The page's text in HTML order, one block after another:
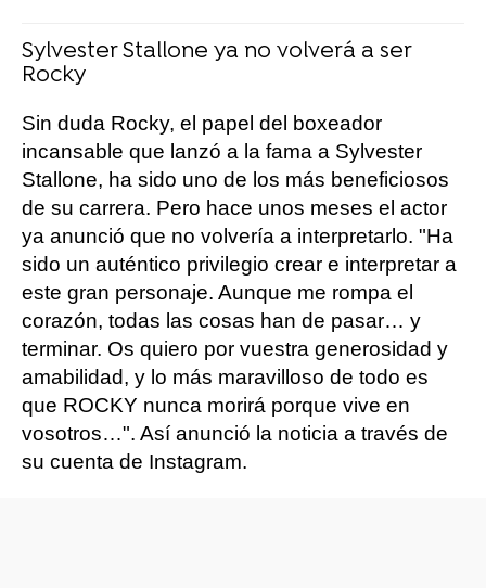
Sylvester Stallone ya no volverá a ser
Rocky
Sin duda Rocky, el papel del boxeador
incansable que lanzó a la fama a Sylvester
Stallone, ha sido uno de los más beneficiosos
de su carrera. Pero hace unos meses el actor
ya anunció que no volvería a interpretarlo. "Ha
sido un auténtico privilegio crear e interpretar a
este gran personaje. Aunque me rompa el
corazón, todas las cosas han de pasar… y
terminar. Os quiero por vuestra generosidad y
amabilidad, y lo más maravilloso de todo es
que ROCKY nunca morirá porque vive en
vosotros…". Así anunció la noticia a través de
su cuenta de Instagram.